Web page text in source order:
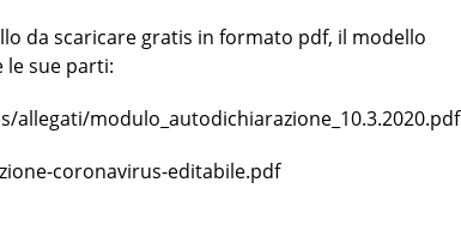
da scaricare gratis in formato pdf, il modello
sue parti:
modulo_autodichiarazione_10.3.2020.pdf
coronavirus-editabile.pdf